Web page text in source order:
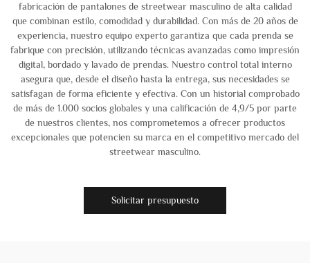
fabricación de pantalones de streetwear masculino de alta calidad
que combinan estilo, comodidad y durabilidad. Con más de 20 años de
experiencia, nuestro equipo experto garantiza que cada prenda se
fabrique con precisión, utilizando técnicas avanzadas como impresión
digital, bordado y lavado de prendas. Nuestro control total interno
asegura que, desde el diseño hasta la entrega, sus necesidades se
satisfagan de forma eficiente y efectiva. Con un historial comprobado
de más de 1.000 socios globales y una calificación de 4,9/5 por parte
de nuestros clientes, nos comprometemos a ofrecer productos
excepcionales que potencien su marca en el competitivo mercado del
streetwear masculino.
Solicitar presupuesto